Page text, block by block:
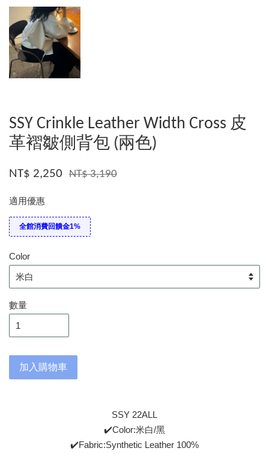
SSY Crinkle Leather Width Cross 皮
革褶皺側背包 (兩色)
NT$ 2,250 NT$ 3,190
適用優惠
全館消費回饋金1%
Color
數量
加入購物車
SSY 22ALL
✔️Color:米白/黑
✔️Fabric:Synthetic Leather 100%